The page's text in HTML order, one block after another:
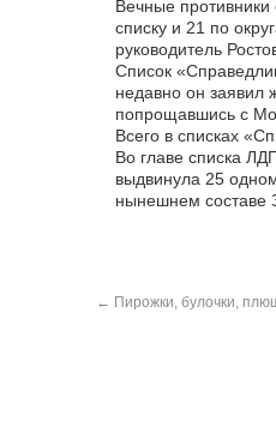
Вечные
списку и 21 по
руководитель
Список
недавно он заявил
попрощавшись с
Всего в списках
Во главе списка
выдвинула 25
нынешнем составе
← Пирожки, булочки,